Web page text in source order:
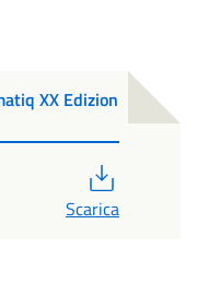
XX Edizion
Scarica